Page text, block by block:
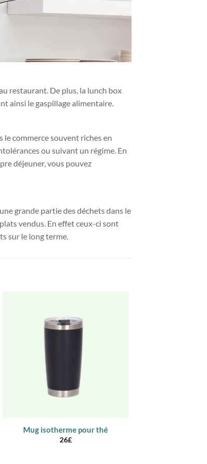
restaurant. De plus, la lunch box
ainsi le gaspillage alimentaire.
commerce souvent riches en
ou suivant un régime. En
déjeuner, vous pouvez
grande partie des déchets dans le
vendus. En effet ceux-ci sont
sur le long terme.
Mug isotherme pour thé
26£